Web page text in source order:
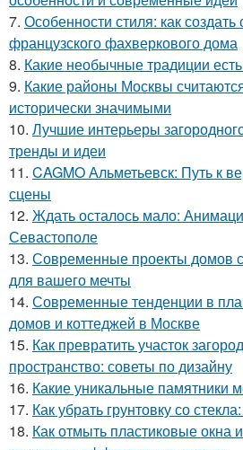
7. Особенности стиля: как
французского фахверкового дома
8. Какие необычные традиции
9. Какие районы Москвы
исторически значимыми
10. Лучшие интерьеры
тренды и идеи
11. CAGMO Альметьевск: Путь к
сцены
12. Ждать осталось мало:
Севастополе
13. Современные проекты домов
для вашего мечты
14. Современные тенденции в
домов и коттеджей в Москве
15. Как превратить участок
пространство: советы по дизайну
16. Какие уникальные памятники
17. Как убрать грунтовку со
18. Как отмыть пластиковые окна